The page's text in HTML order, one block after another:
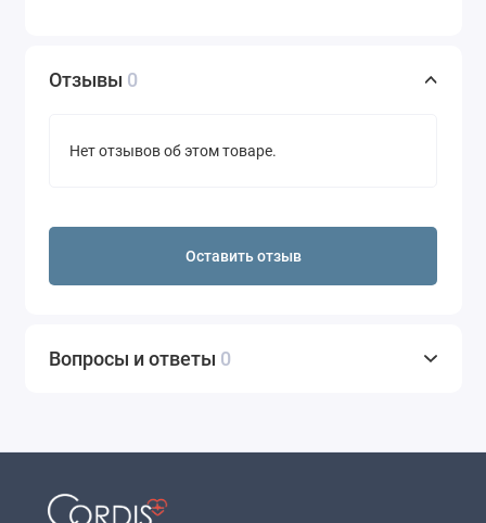
Отзывы 0
Нет отзывов об этом товаре.
Оставить отзыв
Вопросы и ответы 0